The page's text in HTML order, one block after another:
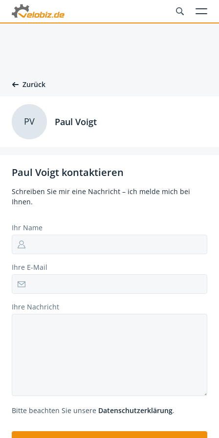
Zurück
Paul Voigt kontaktieren
Schreiben Sie mir eine Nachricht – ich melde mich bei
Ihnen.
Ihr Name
Ihre E-Mail
Ihre Nachricht
Bitte beachten Sie unsere Datenschutzerklärung.
PV Paul Voigt